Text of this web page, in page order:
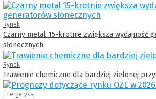
Rynek
Czarny metal 15-krotnie zwiększa wydajność
słonecznych
Rynek
Trawienie chemiczne dla bardziej zielonej
Energetyka